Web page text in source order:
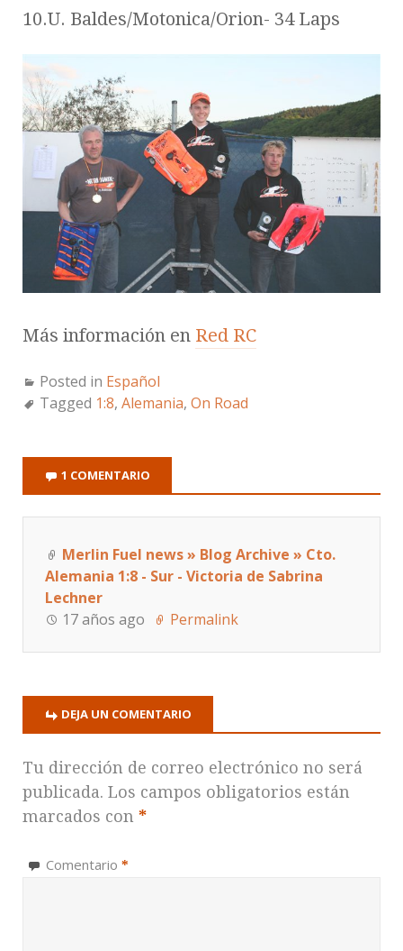
10.U. Baldes/Motonica/Orion- 34 Laps
Más información en Red RC
Posted in Español
Tagged 1:8, Alemania, On Road
1 COMENTARIO
Merlin Fuel news » Blog Archive » Cto.
Alemania 1:8 - Sur - Victoria de Sabrina
Lechner
17 años ago
Permalink
DEJA UN COMENTARIO
Tu dirección de correo electrónico no será
publicada. Los campos obligatorios están
marcados con *
Comentario *